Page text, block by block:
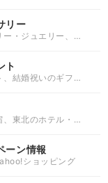
リー
・ジュエリー、ワ
ト
結婚祝いのギフ
東北のホテル・
ーン情報
ショッピング